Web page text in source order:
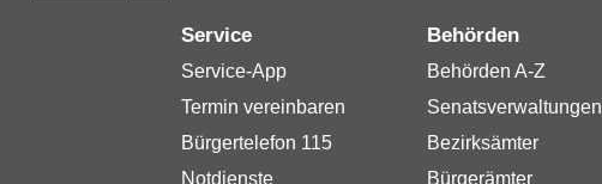
Service
Service-App
Termin vereinbaren
Bürgertelefon 115
Notdienste
Behörden
Behörden A-Z
Senatsverwaltungen
Bezirksämter
Bürgerämter